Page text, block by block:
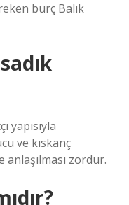
burç Balık
yapısıyla
ve kıskanç
zordur.